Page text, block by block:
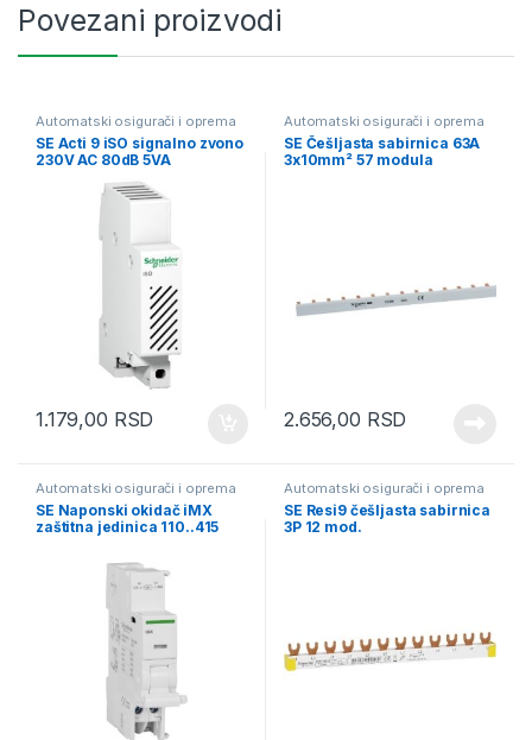
Povezani proizvodi
Automatski osigurači i oprema
SE Acti 9 iSO signalno zvono
230V AC 80dB 5VA
1.179,00 RSD
Automatski osigurači i oprema
SE Češljasta sabirnica 63A
3x10mm² 57 modula
2.656,00 RSD
Automatski osigurači i oprema
SE Naponski okidač iMX
zaštitna jedinica 110..415
Automatski osigurači i oprema
SE Resi9 češljasta sabirnica
3P 12 mod.